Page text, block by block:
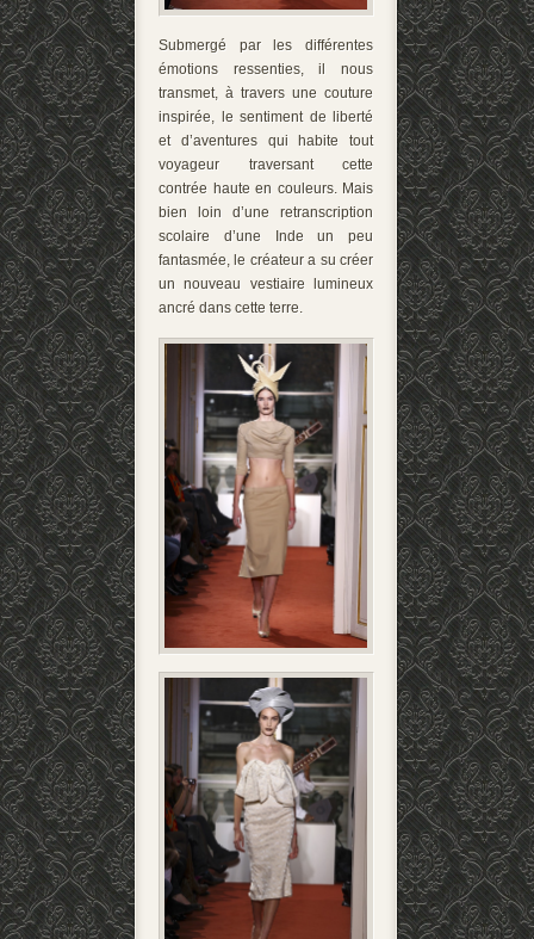
Submergé par les différentes
émotions ressenties, il nous
transmet, à travers une couture
inspirée, le sentiment de liberté
et d’aventures qui habite tout
voyageur traversant cette
contrée haute en couleurs. Mais
bien loin d’une retranscription
scolaire d’une Inde un peu
fantasmée, le créateur a su créer
un nouveau vestiaire lumineux
ancré dans cette terre.